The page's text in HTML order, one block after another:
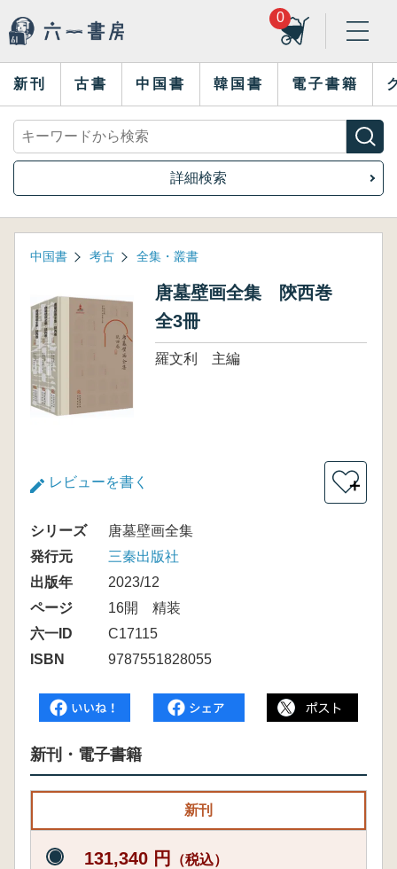
0
新刊 古書 中国書 韓国書 電子書籍
詳細検索
中国書 考古 全集・叢書
唐墓壁画全集 陝西巻
全3冊
羅文利 主編
レビューを書く ＋
シリーズ
唐墓壁画全集
発行元
三秦出版社
出版年
2023/12
ページ
16開 精装
六一ID
C17115
ISBN
9787551828055
新刊・電子書籍
新刊
131,340 円 （税込）